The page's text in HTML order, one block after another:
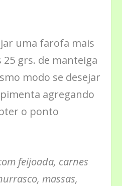
uma farofa mais
grs. de manteiga
modo se desejar
agregando
o ponto
feijoada, carnes
massas,